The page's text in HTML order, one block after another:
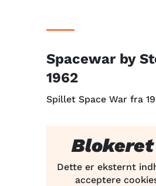
Spacewar by
1962
Spillet Space War fra
Dette er eksternt
acceptere